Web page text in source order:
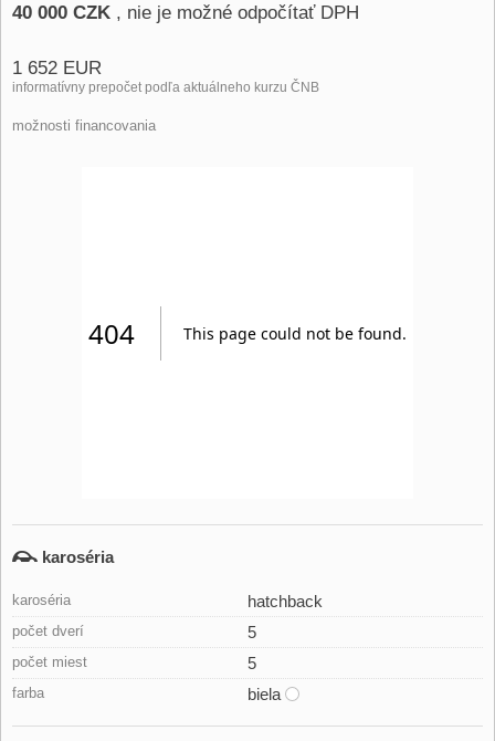
40 000 CZK , nie je možné odpočítať DPH
1 652 EUR
informatívny prepočet podľa aktuálneho kurzu ČNB
možnosti financovania
karoséria
karoséria hatchback
počet dverí 5
počet miest 5
farba biela